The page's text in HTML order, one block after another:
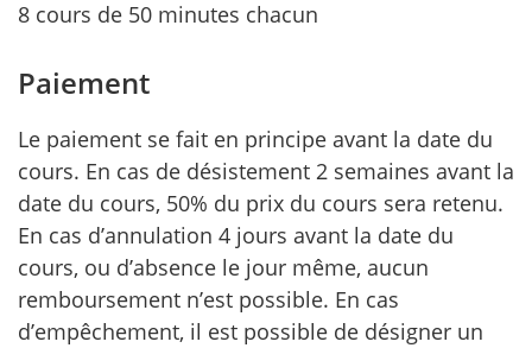
8 cours de 50 minutes chacun
Paiement
Le paiement se fait en principe avant la date du
cours. En cas de désistement 2 semaines avant la
date du cours, 50% du prix du cours sera retenu.
En cas d’annulation 4 jours avant la date du
cours, ou d’absence le jour même, aucun
remboursement n’est possible. En cas
d’empêchement, il est possible de désigner un